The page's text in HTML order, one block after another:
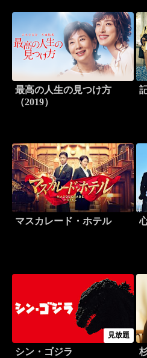
最高の人生の見つけ方
（2019）
マスカレード・ホテル
見放題
シン・ゴジラ